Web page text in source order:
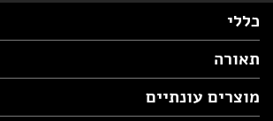
כללי
תאורה
מוצרים עונתיים